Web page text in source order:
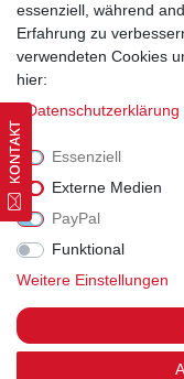
Widerrufsrecht |
essenziell, während
Erfahrung zu
verwendeten Cookies
hier:
Daten­schutz­erklärung
Essenziell
Externe Medien
PayPal
Funktional
Weitere Einstellungen